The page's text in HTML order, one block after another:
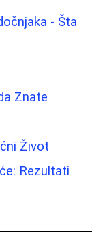
- Šta
Znate
Život
Rezultati